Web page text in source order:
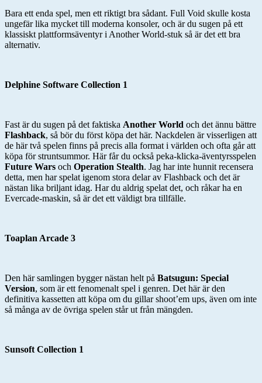
Bara ett enda spel, men ett riktigt bra sådant. Full Void skulle kosta
ungefär lika mycket till moderna konsoler, och är du sugen på ett
klassiskt plattformsäventyr i Another World-stuk så är det ett bra
alternativ.
Delphine Software Collection 1
Fast är du sugen på det faktiska Another World och det ännu bättre
Flashback, så bör du först köpa det här. Nackdelen är visserligen att
de här två spelen finns på precis alla format i världen och ofta går att
köpa för struntsummor. Här får du också peka-klicka-äventyrsspelen
Future Wars och Operation Stealth. Jag har inte hunnit recensera
detta, men har spelat igenom stora delar av Flashback och det är
nästan lika briljant idag. Har du aldrig spelat det, och råkar ha en
Evercade-maskin, så är det ett väldigt bra tillfälle.
Toaplan Arcade 3
Den här samlingen bygger nästan helt på Batsugun: Special
Version, som är ett fenomenalt spel i genren. Det här är den
definitiva kassetten att köpa om du gillar shoot’em ups, även om inte
så många av de övriga spelen står ut från mängden.
Sunsoft Collection 1